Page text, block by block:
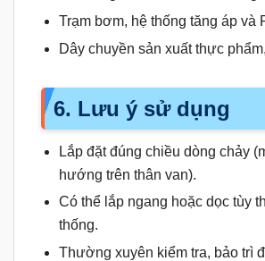
Trạm bơm, hệ thống tăng áp và
Dây chuyền sản xuất thực
6. Lưu ý sử dụng
Lắp đặt đúng chiều dòng chảy
hướng trên thân van).
Có thể lắp ngang hoặc dọc tùy
thống.
Thường xuyên kiểm tra, bảo trì